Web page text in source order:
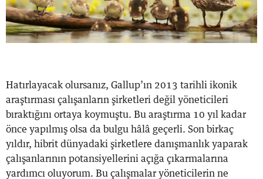
Hatırlayacak olursanız, Gallup’ın 2013 tarihli ikonik
araştırması çalışanların şirketleri değil yöneticileri
bıraktığını ortaya koymuştu. Bu araştırma 10 yıl kadar
önce yapılmış olsa da bulgu hâlâ geçerli. Son birkaç
yıldır, hibrit dünyadaki şirketlere danışmanlık yaparak
çalışanlarının potansiyellerini açığa çıkarmalarına
yardımcı oluyorum. Bu çalışmalar yöneticilerin ne